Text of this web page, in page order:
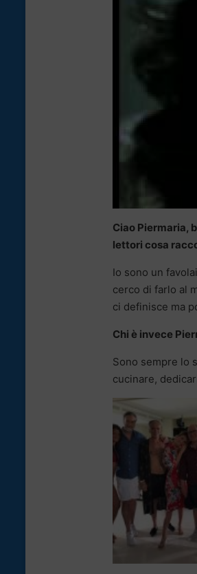
Ciao Piermaria,
lettori cosa
Io sono un
cerco di farlo al
ci definisce ma
Chi è invece
Sono sempre lo
cucinare,